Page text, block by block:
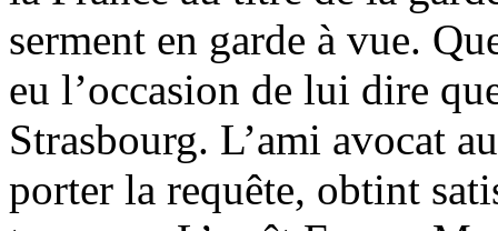
serment en garde à vue.
eu l’occasion de lui dire
Strasbourg. L’ami avocat
porter la requête, obtint